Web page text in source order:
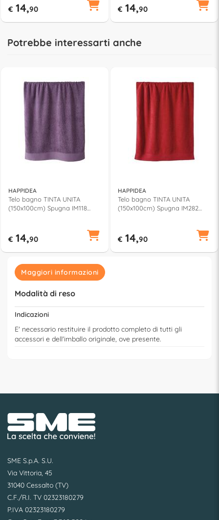
€ 14,90 € 14,90
Potrebbe interessarti anche
HAPPIDEA
Telo bagno TINTA UNITA
(150x100cm) Spugna IM118
€ 14,90
HAPPIDEA
Telo bagno TINTA UNITA
(150x100cm) Spugna IM282
€ 14,90
Maggiori informazioni
Modalità di reso
Indicazioni
E' necessario restituire il prodotto completo di tutti gli
accessori e dell'imballo originale, ove presente.
SME S.p.A. S.U.
Via Vittoria, 45
31040 Cessalto (TV)
C.F./R.I. TV 02323180279
P.IVA 02323180279